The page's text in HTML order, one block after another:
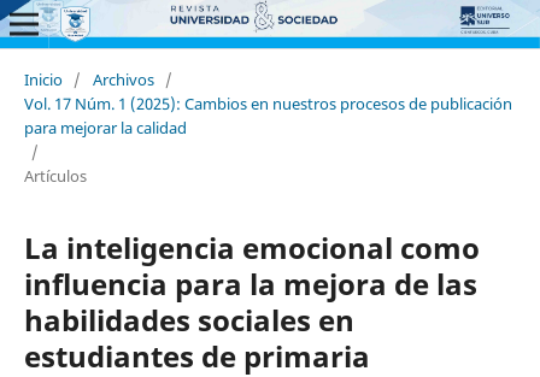
Inicio / Archivos /
Vol. 17 Núm. 1 (2025): Cambios en nuestros procesos de publicación
para mejorar la calidad
/
Artículos
La inteligencia emocional como
influencia para la mejora de las
habilidades sociales en
estudiantes de primaria